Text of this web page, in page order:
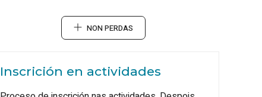
NON PERDAS
Inscrición en actividades